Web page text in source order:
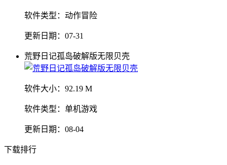
软件类型： 动作冒险
更新日期： 07-31
荒野日记孤岛破解版无限贝壳
软件大小： 92.19 M
软件类型： 单机游戏
更新日期： 08-04
下载排行